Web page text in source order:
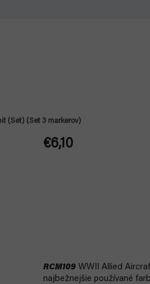
(Set) (Set 3 markerov)
€6,10
RCM109 WWII Allied
najbežnejšie používané